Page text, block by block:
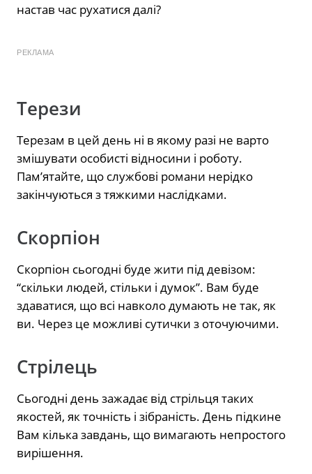
настав час рухатися далі?
РЕКЛАМА
Терези
Терезам в цей день ні в якому разі не варто
змішувати особисті відносини і роботу.
Пам’ятайте, що службові романи нерідко
закінчуються з тяжкими наслідками.
Скорпіон
Скорпіон сьогодні буде жити під девізом:
“скільки людей, стільки і думок”. Вам буде
здаватися, що всі навколо думають не так, як
ви. Через це можливі сутички з оточуючими.
Стрілець
Сьогодні день зажадає від стрільця таких
якостей, як точність і зібраність. День підкине
Вам кілька завдань, що вимагають непростого
вирішення.